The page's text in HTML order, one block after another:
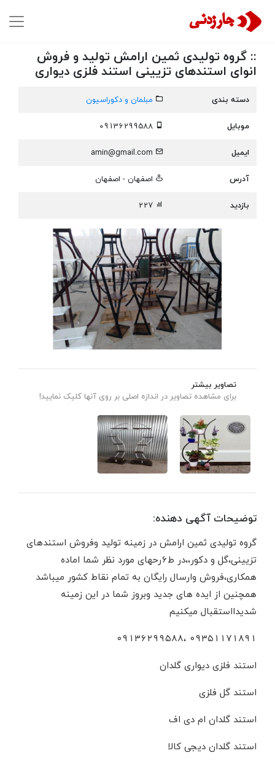
:: گروه تولیدی ثمین ارامش تولید و فروش
انوای استندهای تزیینی استند فلزی دیواری
دسته بندی
مبلمان و دکوراسیون
موبایل
ایمیل
amin@gmail.com
آدرس
اصفهان - اصفهان
بازدید
تصاویر بیشتر
برای مشاهده تصاویر در اندازه اصلی بر روی آنها کلیک نمایید!
توضیحات آگهی دهنده:
گروه تولیدی ثمین ارامش در زمینه تولید وفروش استندهای
تزیینی،گل و دکور،،در ط۶رحهای مورد نظر شما اماده
همکاری،فروش وارسال رایگان به تمام نقاط کشور میباشد
همچنین از ایده های جدید وبروز شما در این زمینه
شدیدااستقبال میکنیم
۰۹۳۵۱۱۷۱۸۹۱ ،۰۹۱۳۶۲۹۹۵۸۸
استند فلزی دیواری گلدان
استند گل فلزی
استند گلدان ام دی اف
استند گلدان دیجی کالا